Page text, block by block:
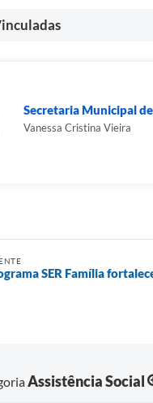
Secretaria Municipal
Vanessa Cristina Vieira
SER Família
Assistência Social